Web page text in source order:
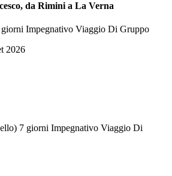
da Rimini a La Verna
Impegnativo Viaggio Di Gruppo
2026
7 giorni Impegnativo Viaggio Di